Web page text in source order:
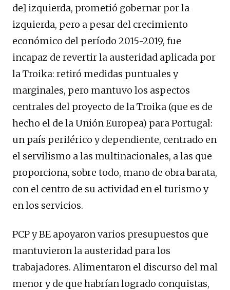
de] izquierda, prometió gobernar por la
izquierda, pero a pesar del crecimiento
económico del período 2015-2019, fue
incapaz de revertir la austeridad aplicada por
la Troika: retiró medidas puntuales y
marginales, pero mantuvo los aspectos
centrales del proyecto de la Troika (que es de
hecho el de la Unión Europea) para Portugal:
un país periférico y dependiente, centrado en
el servilismo a las multinacionales, a las que
proporciona, sobre todo, mano de obra barata,
con el centro de su actividad en el turismo y
en los servicios.
PCP y BE apoyaron varios presupuestos que
mantuvieron la austeridad para los
trabajadores. Alimentaron el discurso del mal
menor y de que habrían logrado conquistas,